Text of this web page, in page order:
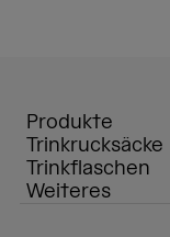
Produkte
Trinkrucksäcke
Trinkflaschen
Weiteres